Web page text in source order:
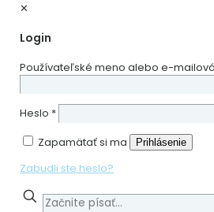
✕
Login
Používateľské meno alebo e-
Heslo *
Zapamätať si ma
Prihlásenie
Zabudli ste heslo?